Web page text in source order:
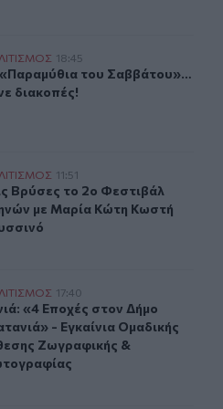
πάνε διακοπές!
18:45
του Σαββάτου»…
του Σαββάτου»…
διακοπές!
Κρηνών με Μαρία Κώτη
11:51
Βρύσες το 2ο Φεστιβάλ
Βρύσες το 2ο Φεστιβάλ
με Μαρία Κώτη Κωστή
Δήμο Πλατανιά» - Εγκαίνια
17:40
«4 Εποχές στον Δήμο
«4 Εποχές στον Δήμο
- Εγκαίνια Ομαδικής
Ζωγραφικής &